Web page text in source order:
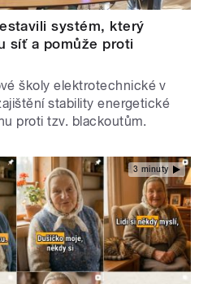
systém, který
síť a pomůže proti
školy elektrotechnické v
stability energetické
proti tzv. blackoutům.
3 minuty